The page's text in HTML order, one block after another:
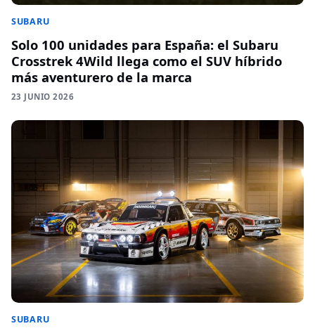
SUBARU
Solo 100 unidades para España: el Subaru
Crosstrek 4Wild llega como el SUV híbrido
más aventurero de la marca
23 JUNIO 2026
SUBARU